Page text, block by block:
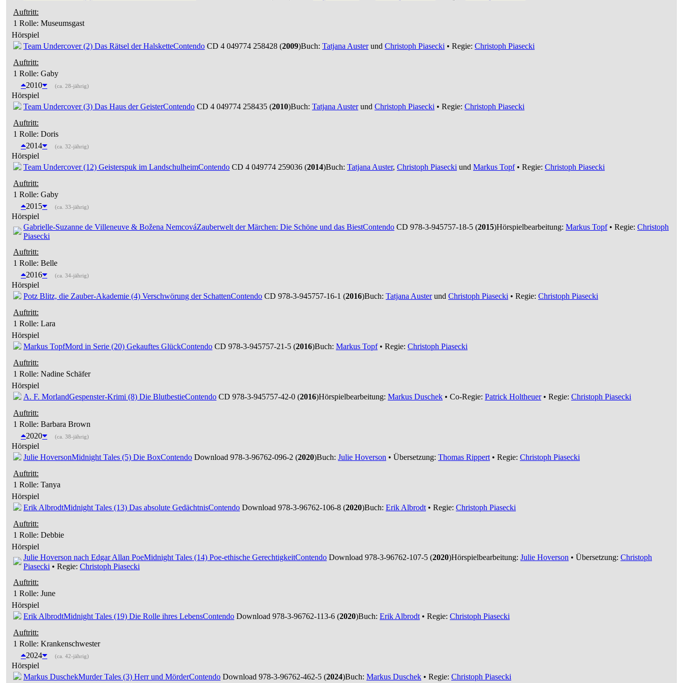
Auftritt:
1 Rolle: Museumsgast
Hörspiel
Team Undercover (2) Das Rätsel der HalsketteContendo CD 4 049774 258428 (2009)Buch: Tatjana Austerund Christoph Piasecki • Regie: Christoph Piasecki
Auftritt:
1 Rolle: Gaby
2010
(ca. 28-jährig)
Hörspiel
Team Undercover (3) Das Haus der GeisterContendo CD 4 049774 258435 (2010)Buch: Tatjana Austerund Christoph Piasecki • Regie: Christoph Piasecki
Auftritt:
1 Rolle: Doris
2014
(ca. 32-jährig)
Hörspiel
Team Undercover (12) Geisterspuk im LandschulheimContendo CD 4 049774 259036 (2014)Buch: Tatjana Auster, Christoph Piasecki und Markus Topf• Regie: Christoph Piasecki
Auftritt:
1 Rolle: Gaby
2015
(ca. 33-jährig)
Hörspiel
Gabrielle-Suzanne de Villeneuve & Božena NemcováZauberwelt der Märchen: Die Schöne und das BiestContendo CD 978-3-945757-18-5 (2015)Hörspielbearbeitung: Markus Topf• Regie: Christoph
Piasecki
Auftritt:
1 Rolle: Belle
2016
(ca. 34-jährig)
Hörspiel
Potz Blitz, die Zauber-Akademie (4) Verschwörung der SchattenContendo CD 978-3-945757-16-1 (2016)Buch: Tatjana Austerund Christoph Piasecki • Regie: Christoph Piasecki
Auftritt:
1 Rolle: Lara
Hörspiel
Markus TopfMord in Serie (20) Gekauftes GlückContendo CD 978-3-945757-21-5 (2016)Buch: Markus Topf• Regie: Christoph Piasecki
Auftritt:
1 Rolle: Nadine Schäfer
Hörspiel
A. F. MorlandGespenster-Krimi (8) Die BlutbestieContendo CD 978-3-945757-42-0 (2016)Hörspielbearbeitung: Markus Duschek • Co-Regie: Patrick Holtheuer• Regie: Christoph Piasecki
Auftritt:
1 Rolle: Barbara Brown
2020
(ca. 38-jährig)
Hörspiel
Julie HoversonMidnight Tales (5) Die BoxContendo Download 978-3-96762-096-2 (2020)Buch: Julie Hoverson • Übersetzung: Thomas Rippert • Regie: Christoph Piasecki
Auftritt:
1 Rolle: Tanya
Hörspiel
Erik AlbrodtMidnight Tales (13) Das absolute GedächtnisContendo Download 978-3-96762-106-8 (2020)Buch: Erik Albrodt • Regie: Christoph Piasecki
Auftritt:
1 Rolle: Debbie
Hörspiel
Julie Hoverson nach Edgar Allan PoeMidnight Tales (14) Poe-ethische GerechtigkeitContendo Download 978-3-96762-107-5 (2020)Hörspielbearbeitung: Julie Hoverson • Übersetzung: Christoph
Piasecki • Regie: Christoph Piasecki
Auftritt:
1 Rolle: June
Hörspiel
Erik AlbrodtMidnight Tales (19) Die Rolle ihres LebensContendo Download 978-3-96762-113-6 (2020)Buch: Erik Albrodt • Regie: Christoph Piasecki
Auftritt:
1 Rolle: Krankenschwester
2024
(ca. 42-jährig)
Hörspiel
Markus DuschekMurder Tales (3) Herr und MörderContendo Download 978-3-96762-462-5 (2024)Buch: Markus Duschek • Regie: Christoph Piasecki